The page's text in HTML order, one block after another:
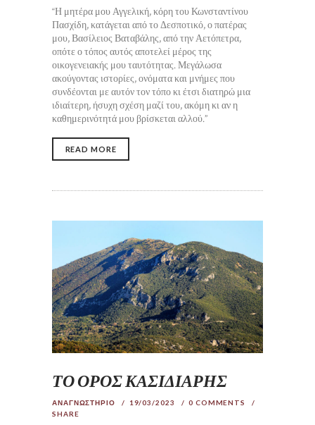
“Η μητέρα μου Αγγελική, κόρη του Κωνσταντίνου
Πασχίδη, κατάγεται από το Δεσποτικό, ο πατέρας
μου, Βασίλειος Βαταβάλης, από την Αετόπετρα,
οπότε ο τόπος αυτός αποτελεί μέρος της
οικογενειακής μου ταυτότητας. Μεγάλωσα
ακούγοντας ιστορίες, ονόματα και μνήμες που
συνδέονται με αυτόν τον τόπο κι έτσι διατηρώ μια
ιδιαίτερη, ήσυχη σχέση μαζί του, ακόμη κι αν η
καθημερινότητά μου βρίσκεται αλλού.”
READ MORE
ΤΟ ΟΡΟΣ ΚΑΣΙΔΙΑΡΗΣ
ΑΝΑΓΝΩΣΤΗΡΙΟ 19/03/2023 0 COMMENTS
SHARE